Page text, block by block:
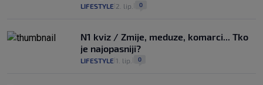
LIFESTYLE 2. lip. 0
N1 kviz / Zmije, meduze, komarci... Tko
je najopasniji?
LIFESTYLE 1. lip. 0